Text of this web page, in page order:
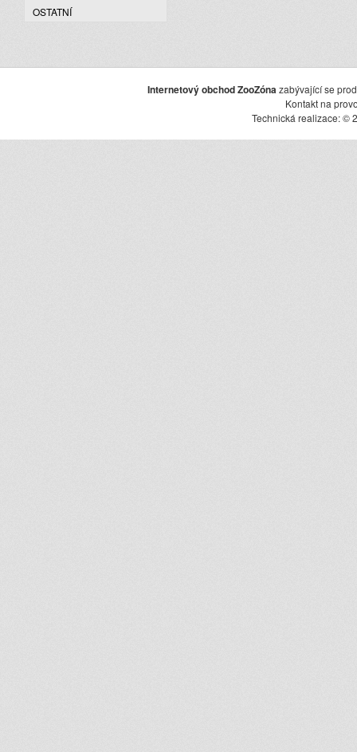
OSTATNÍ
Internetový obchod ZooZóna zabývající se
Kontakt na
Technická realizace: ©